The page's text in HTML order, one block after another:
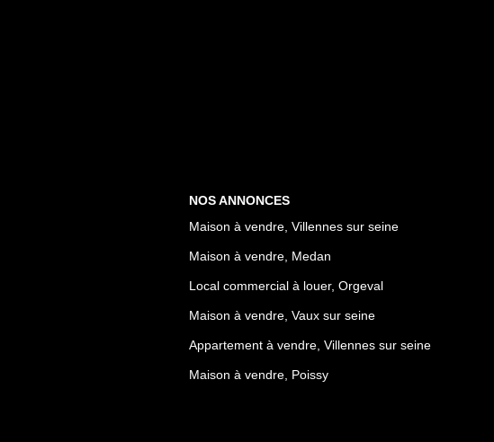
NOS ANNONCES
Maison à vendre, Villennes sur seine
Maison à vendre, Medan
Local commercial à louer, Orgeval
Maison à vendre, Vaux sur seine
Appartement à vendre, Villennes sur seine
Maison à vendre, Poissy